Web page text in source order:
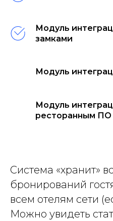
Модуль
замками
Модуль
Модуль
ресторанным ПО
Система «хранит»
бронирований
всем отелям сети
Можно увидеть